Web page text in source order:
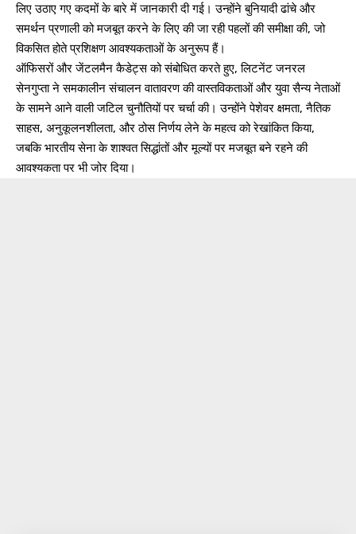
लिए उठाए गए कदमों के बारे में जानकारी दी गई। उन्होंने बुनियादी ढांचे और
समर्थन प्रणाली को मजबूत करने के लिए की जा रही पहलों की समीक्षा की, जो
विकसित होते प्रशिक्षण आवश्यकताओं के अनुरूप हैं।
ऑफिसरों और जेंटलमैन कैडेट्स को संबोधित करते हुए, लिटनेंट जनरल
सेनगुप्ता ने समकालीन संचालन वातावरण की वास्तविकताओं और युवा सैन्य नेताओं
के सामने आने वाली जटिल चुनौतियों पर चर्चा की। उन्होंने पेशेवर क्षमता, नैतिक
साहस, अनुकूलनशीलता, और ठोस निर्णय लेने के महत्व को रेखांकित किया,
जबकि भारतीय सेना के शाश्वत सिद्धांतों और मूल्यों पर मजबूत बने रहने की
आवश्यकता पर भी जोर दिया।